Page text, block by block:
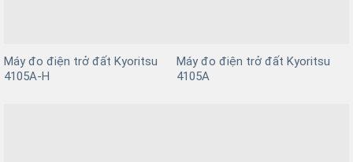
Máy đo điện trở đất Kyoritsu
4105A-H
Máy đo điện trở đất Kyoritsu
4105A